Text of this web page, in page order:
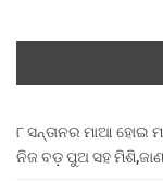
୮ ସନ୍ତାନର ମାଆ ହୋଇ
ନିଜ ବଡ଼ ପୁଅ ସହ